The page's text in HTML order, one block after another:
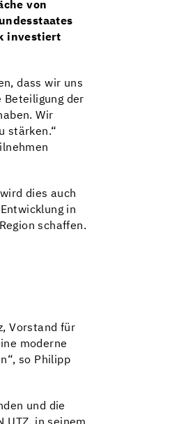
von
investiert
dass wir uns
Beteiligung der
Wir
stärken.“
dies auch
in
schaffen.
Vorstand für
moderne
so Philipp
und die